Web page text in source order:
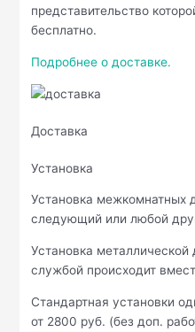
представительство
бесплатно.
Подробнее о доставке.
Доставка
Установка
Установка межкомнатных
следующий или любой
Установка
службой происходит
Стандартная установки
от 2800 руб. (без доп.